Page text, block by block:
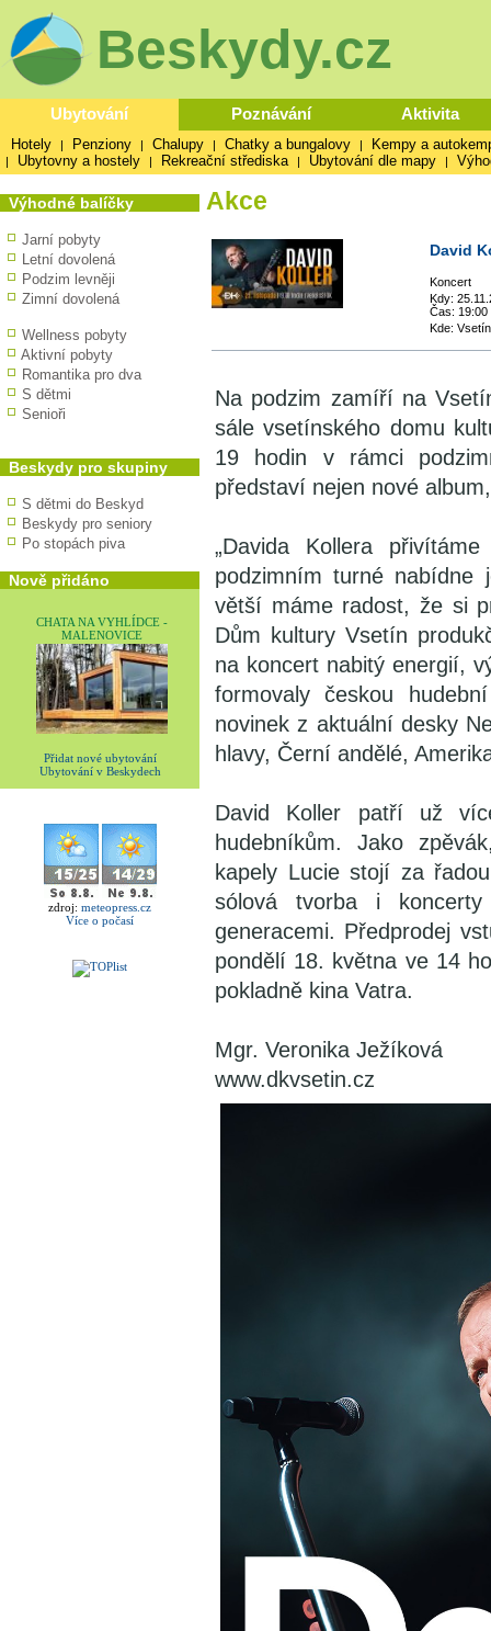
Beskydy.cz
Ubytování Poznávání Aktivita
Hotely | Penziony | Chalupy | Chatky a bungalovy | Kempy a
| Ubytovny a hostely | Rekreační střediska | Ubytování dle mapy |
Výhodné balíčky
Jarní pobyty
Letní dovolená
Podzim levněji
Zimní dovolená
Wellness pobyty
Aktivní pobyty
Romantika pro dva
S dětmi
Senioři
Beskydy pro skupiny
S dětmi do Beskyd
Beskydy pro seniory
Po stopách piva
Nově přidáno
CHATA NA VYHLÍDCE -
MALENOVICE
Přidat nové ubytování
Ubytování v Beskydech
zdroj: meteopress.cz
Více o počasí
Akce
David
Koncert
Kdy:
Čas: 19:00
Kde:
Na podzim zamíří na
sále vsetínského domu
19 hodin v rámci
představí nejen nové
„Davida Kollera
podzimním turné nabídne
větší máme radost, že si
Dům kultury Vsetín
na koncert nabitý energií,
formovaly českou
novinek z aktuální desky
hlavy, Černí andělé,
David Koller patří už
hudebníkům. Jako
kapely Lucie stojí za
sólová tvorba i
generacemi. Předprodej
pondělí 18. května ve 14
pokladně kina Vatra.
Mgr. Veronika Ježíková
www.dkvsetin.cz